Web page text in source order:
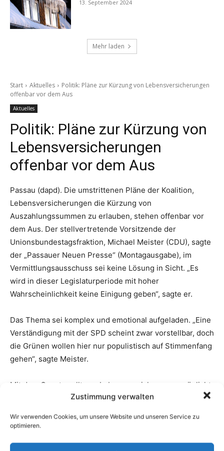
Zustimmung verwalten
Wir verwenden Cookies, um unsere Website und unseren Service zu
optimieren.
13. September 2024
Mehr laden